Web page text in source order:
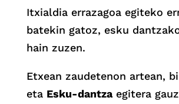
Itxialdia errazagoa egiteko
batekin gatoz, esku
hain zuzen.
Etxean zaudetenon artean,
eta Esku-dantzaegitera